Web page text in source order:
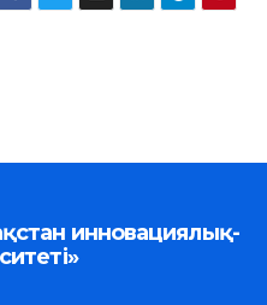
инновациялық-